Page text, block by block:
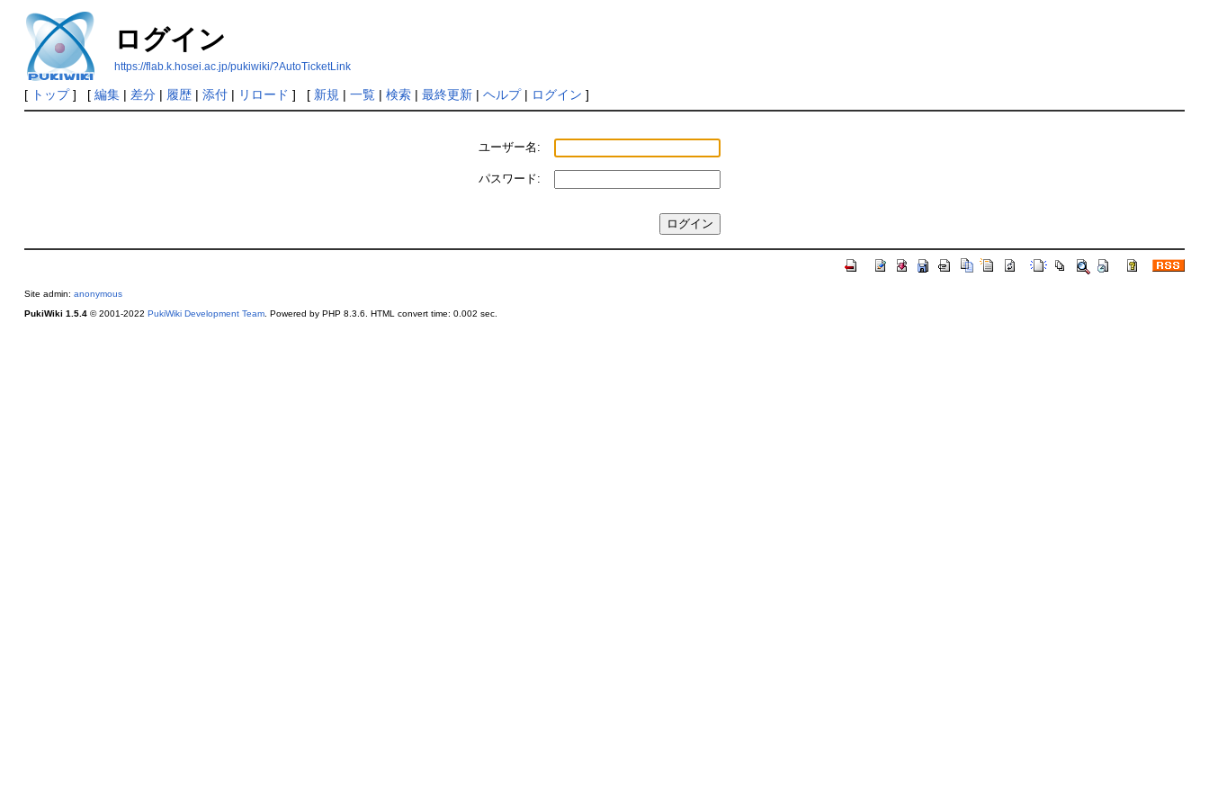
ログイン
https://flab.k.hosei.ac.jp/pukiwiki/?AutoTicketLink
[ トップ] [ 編集| 差分| 履歴| 添付| リロード ] [ 新規 | 一覧| 検索| 最終更新| ヘルプ| ログイン ]
ユーザー名:
パスワード:
Site admin: anonymous
PukiWiki 1.5.4© 2001-2022 PukiWiki Development Team. Powered by PHP 8.3.6. HTML convert time: 0.002 sec.